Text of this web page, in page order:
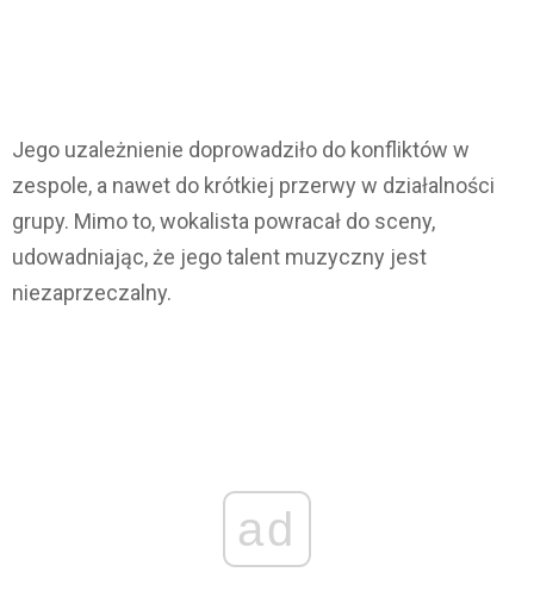
Jego uzależnienie doprowadziło do konfliktów w
zespole, a nawet do krótkiej przerwy w działalności
grupy. Mimo to, wokalista powracał do sceny,
udowadniając, że jego talent muzyczny jest
niezaprzeczalny.
ad